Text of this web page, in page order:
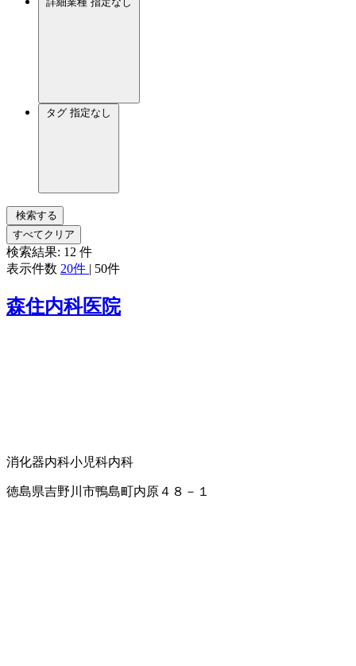
タグ 指定なし
検索する
すべてクリア
検索結果: 12 件
表示件数 20件 | 50件
森住内科医院
消化器内科小児科内科
徳島県吉野川市鴨島町内原４８－１